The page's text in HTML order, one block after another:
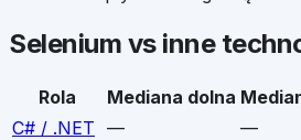
Selenium vs inne
Rola Mediana dolna
C# / .NET — —